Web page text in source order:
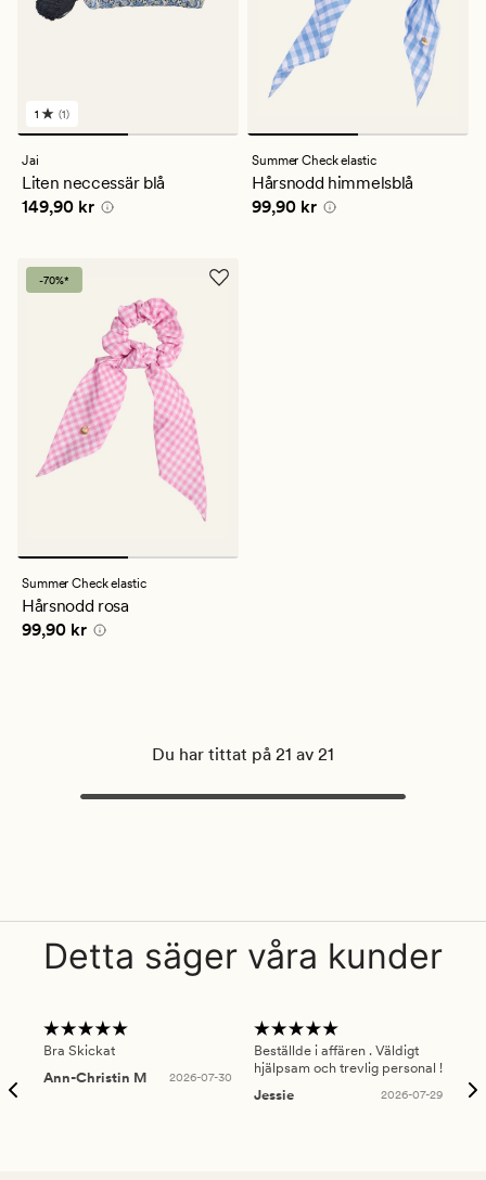
1
omdömen
med
ett
genomsnittligt
betyg
1 (1)
Jai
Liten neccessär blå
Pris 149,90 kr
149,90 kr
Summer Check elastic
Hårsnodd himmelsblå
Pris 99,90 kr
99,90 kr
-70%*
Summer Check elastic
Hårsnodd rosa
Pris 99,90 kr
99,90 kr
Du har tittat på 21 av 21
Detta säger våra kunder
Bra Skickat
Ann-Christin M
2026-07-30
Beställde i affären . Väldigt
hjälpsam och trevlig personal !
Jessie
2026-07-29